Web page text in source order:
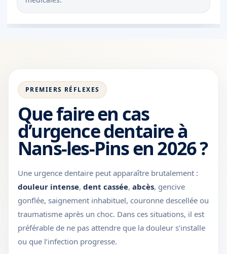
PREMIERS RÉFLEXES
Que faire en cas
d’urgence dentaire à
Nans-les-Pins en 2026 ?
Une urgence dentaire peut apparaître brutalement :
douleur intense, dent cassée, abcès, gencive
gonflée, saignement inhabituel, couronne descellée ou
traumatisme après un choc. Dans ces situations, il est
préférable de ne pas attendre que la douleur s’installe
ou que l’infection progresse.